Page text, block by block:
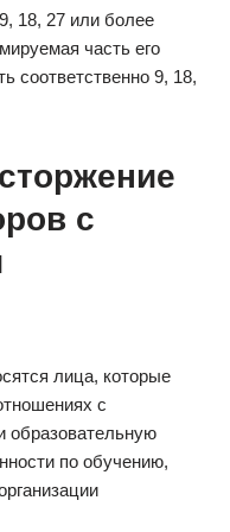
18, 27 или более
часть его
соответственно 9, 18,
с
лица, которые
с
образовательную
по обучению,